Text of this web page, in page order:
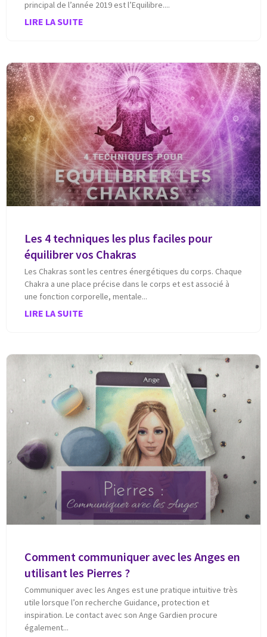
principal de l’année 2019 est l’Equilibre.
LIRE LA SUITE
Les 4 techniques les plus faciles pour
équilibrer vos Chakras
Les Chakras sont les centres énergétiques du corps. Chaque
Chakra a une place précise dans le corps et est associé à
une fonction corporelle, mentale
LIRE LA SUITE
Comment communiquer avec les Anges en
utilisant les Pierres ?
Communiquer avec les Anges est une pratique intuitive très
utile lorsque l’on recherche Guidance, protection et
inspiration. Le contact avec son Ange Gardien procure
également